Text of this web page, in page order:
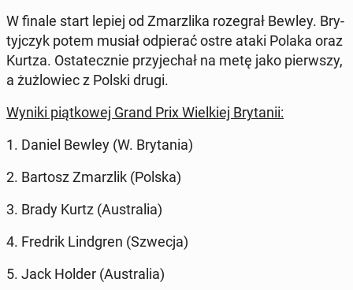
W finale start lepiej od Zmar­z­li­ka ro­ze­grał Bewley. Bry­
tyj­czyk potem musiał od­pie­rać ostre ataki Polaka oraz
Kurtza. Osta­tecz­nie przy­je­chał na metę jako pierw­szy,
a żuż­lo­wiec z Polski drugi.
Wyniki piąt­ko­wej Grand Prix Wiel­kiej Bry­ta­nii:
1. Daniel Bewley (W. Bry­ta­nia)
2. Bartosz Zmar­z­lik (Polska)
3. Brady Kurtz (Au­stra­lia)
4. Fredrik Lind­gren (Szwecja)
5. Jack Holder (Au­stra­lia)